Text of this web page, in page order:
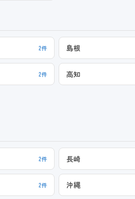
2件 島根
2件 高知
2件 長崎
2件 沖縄